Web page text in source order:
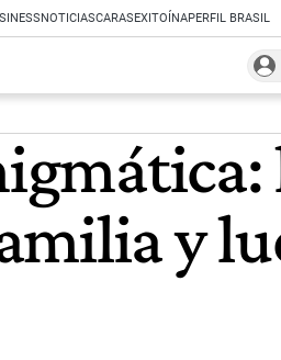
NOTICIASCARASEXITOÍNAPERFIL BRASIL
y